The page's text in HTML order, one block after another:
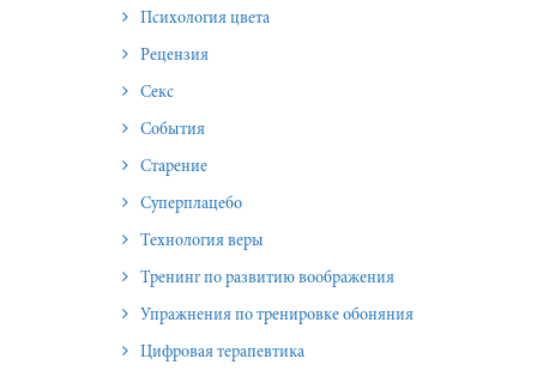
Психология цвета
Рецензия
Секс
События
Старение
Суперплацебо
Технология веры
Тренинг по развитию воображения
Упражнения по тренировке обоняния
Цифровая терапевтика